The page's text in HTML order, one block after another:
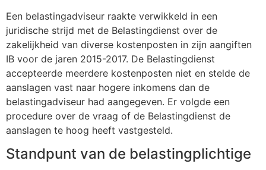
Een belastingadviseur raakte verwikkeld in een
juridische strijd met de Belastingdienst over de
zakelijkheid van diverse kostenposten in zijn aangiften
IB voor de jaren 2015-2017. De Belastingdienst
accepteerde meerdere kostenposten niet en stelde de
aanslagen vast naar hogere inkomens dan de
belastingadviseur had aangegeven. Er volgde een
procedure over de vraag of de Belastingdienst de
aanslagen te hoog heeft vastgesteld.
Standpunt van de belastingplichtige